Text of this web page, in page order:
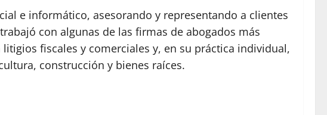
e informático, asesorando y representando a clientes
con algunas de las firmas de abogados más
fiscales y comerciales y, en su práctica individual,
construcción y bienes raíces.